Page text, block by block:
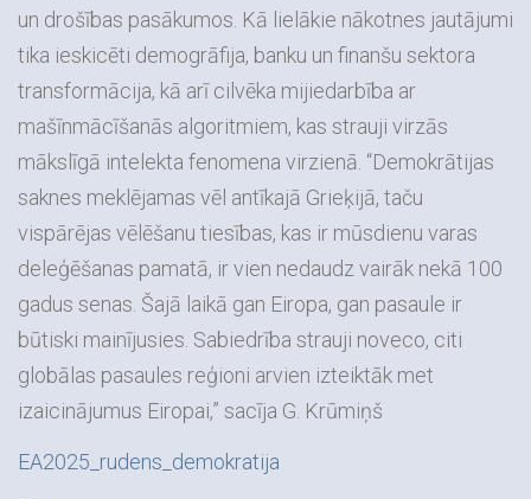
un drošības pasākumos. Kā lielākie nākotnes jautājumi
tika ieskicēti demogrāfija, banku un finanšu sektora
transformācija, kā arī cilvēka mijiedarbība ar
mašīnmācīšanās algoritmiem, kas strauji virzās
mākslīgā intelekta fenomena virzienā. “Demokrātijas
saknes meklējamas vēl antīkajā Grieķijā, taču
vispārējas vēlēšanu tiesības, kas ir mūsdienu varas
deleģēšanas pamatā, ir vien nedaudz vairāk nekā 100
gadus senas. Šajā laikā gan Eiropa, gan pasaule ir
būtiski mainījusies. Sabiedrība strauji noveco, citi
globālas pasaules reģioni arvien izteiktāk met
izaicinājumus Eiropai,” sacīja G. Krūmiņš
EA2025_rudens_demokratija